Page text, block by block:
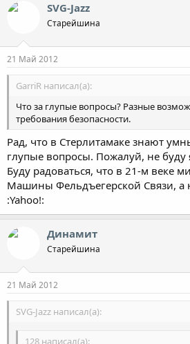
SVG-Jazz
Старейшина
21 Май 2012
GarriR написал(а):
Что за глупые вопросы? Разные
требования безопасности.
Рад, что в Стерлитамаке знают
глупые вопросы. Пожалуй, не буду
Буду радоваться, что в 21-м веке
Машины Фельдъегерской Связи, а
:Yahoo!:
Динамит
Старейшина
21 Май 2012
SVG-Jazz написал(а):
128 написал(а):